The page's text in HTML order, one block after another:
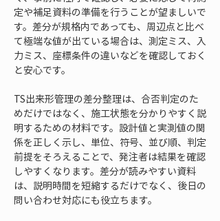
定や補足資料の準備を行うことが望ましいで
す。差分が規格内であっても、周辺点と比べ
て極端な値が出ている場合は、測定ミス、入
力ミス、座標条件の違いなどを確認しておく
と安心です。
TS出来形管理の差分整理は、合否判定のた
めだけではなく、施工状態を分かりやすく説
明するための材料です。設計値と実測値の関
係を正しく示し、単位、符号、並び順、判定
前提をそろえることで、発注者は結果を確認
しやすくなります。差分が読みやすい資料
は、説明時間を短縮するだけでなく、後日の
問い合わせ対応にも役立ちます。